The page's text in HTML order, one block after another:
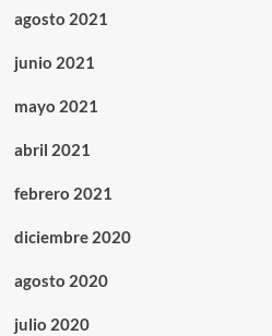
agosto 2021
junio 2021
mayo 2021
abril 2021
febrero 2021
diciembre 2020
agosto 2020
julio 2020